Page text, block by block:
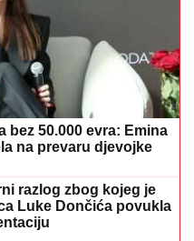
bez 50.000 evra: Emina
na prevaru djevojke
razlog zbog kojeg je
Luke Dončića povukla